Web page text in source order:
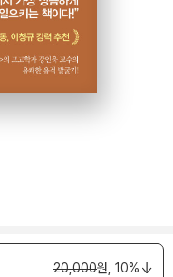
20,000원, 10%